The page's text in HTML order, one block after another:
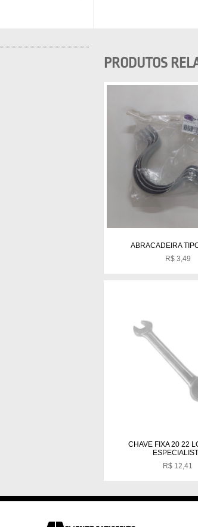
PRODUTOS
ABRACADEIRA
R$3,49
CHAVE FIXA 20 22
R$ 12,41